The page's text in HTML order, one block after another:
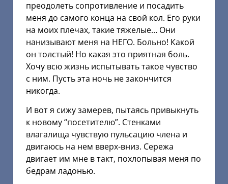
преодолеть сопротивление и посадить
меня до самого конца на свой кол. Его руки
на моих плечах, такие тяжелые… Они
нанизывают меня на НЕГО. Больно! Какой
он толстый! Но какая это приятная боль.
Хочу всю жизнь испытывать такое чувство
с ним. Пусть эта ночь не закончится
никогда.
И вот я сижу замерев, пытаясь привыкнуть
к новому “посетителю”. Стенками
влагалища чувствую пульсацию члена и
двигаюсь на нем вверх-вниз. Сережа
двигает им мне в такт, похлопывая меня по
бедрам ладонью.